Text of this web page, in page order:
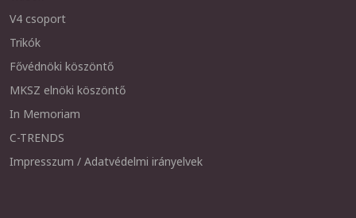
V4 csoport
Trikók
Fővédnöki köszöntő
MKSZ elnöki köszöntő
In Memoriam
C-TRENDS
Impresszum / Adatvédelmi irányelvek